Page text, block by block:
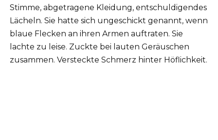
Stimme, abgetragene Kleidung, entschuldigendes
Lächeln. Sie hatte sich ungeschickt genannt, wenn
blaue Flecken an ihren Armen auftraten. Sie
lachte zu leise. Zuckte bei lauten Geräuschen
zusammen. Versteckte Schmerz hinter Höflichkeit.